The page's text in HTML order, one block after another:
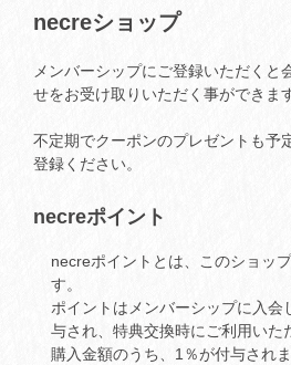
necreショップ
メンバーシップにご登録いただくと
せをお受け取りいただく事ができます
不定期でクーポンのプレゼントも予
登録ください。
necreポイント
necreポイントとは、このショッ
す。
ポイントはメンバーシップに入会
与され、特典交換時にご利用いた
購入金額のうち、1％が付与されま